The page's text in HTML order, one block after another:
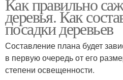
деревья. Как
посадки деревьев
Составление плана будет
в первую очередь от его
степени освещенности.